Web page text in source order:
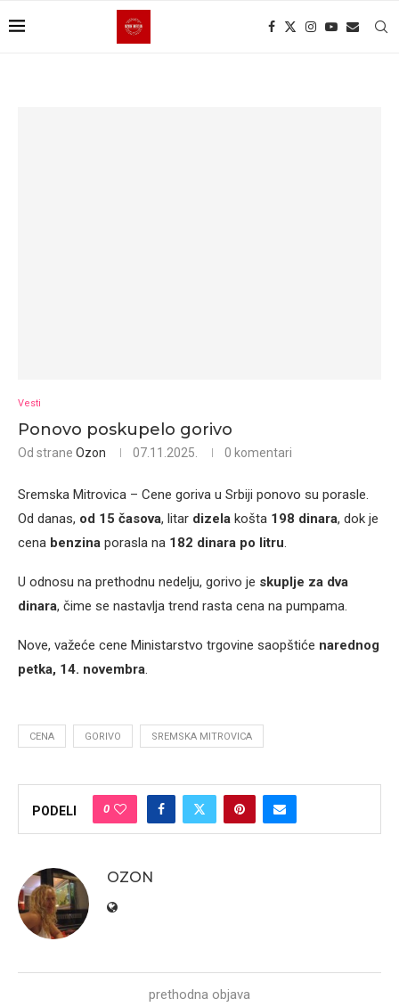
Vesti
Ponovo poskupelo gorivo
Od strane Ozon 07.11.2025. 0 komentari
Sremska Mitrovica – Cene goriva u Srbiji ponovo su porasle.
Od danas, od 15 časova, litar dizela košta 198 dinara, dok je
cena benzina porasla na 182 dinara po litru.
U odnosu na prethodnu nedelju, gorivo je skuplje za dva
dinara, čime se nastavlja trend rasta cena na pumpama.
Nove, važeće cene Ministarstvo trgovine saopštiće narednog
petka, 14. novembra.
CENA GORIVO SREMSKA MITROVICA
PODELI 0
OZON
prethodna objava